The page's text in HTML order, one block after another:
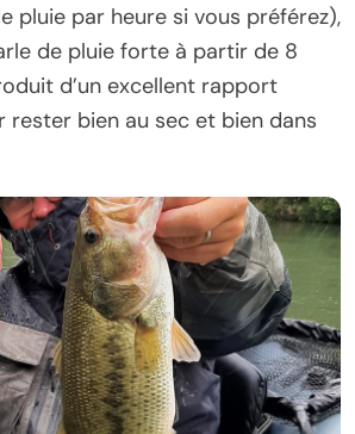
pluie par heure si vous préférez),
de pluie forte à partir de 8
d’un excellent rapport
rester bien au sec et bien dans